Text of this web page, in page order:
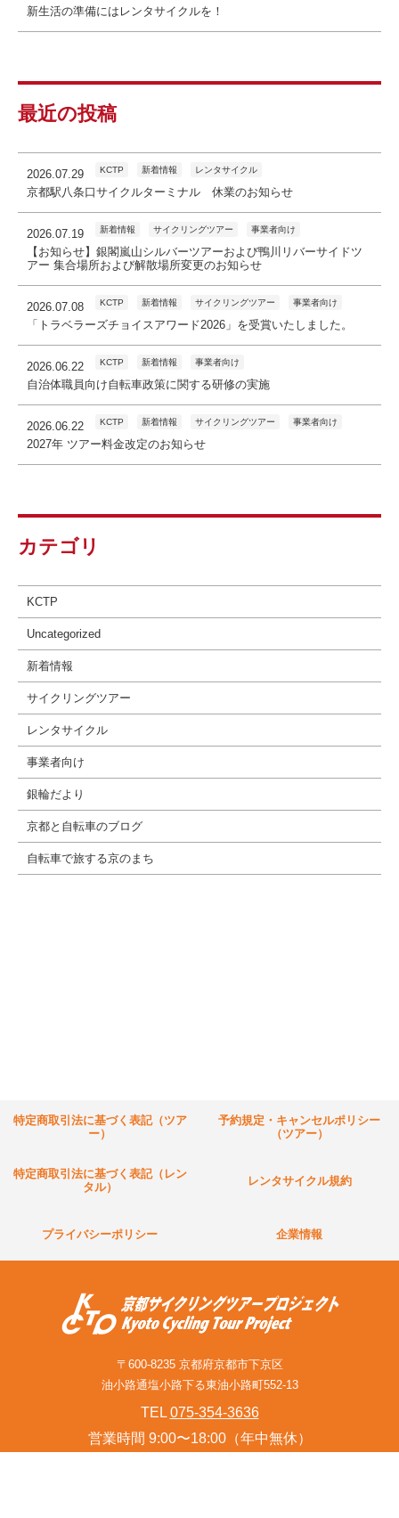
新生活の準備にはレンタサイクルを！
最近の投稿
2026.07.29 KCTP 新着情報 レンタサイクル
京都駅八条口サイクルターミナル 休業のお知らせ
2026.07.19 新着情報 サイクリングツアー 事業者向け
【お知らせ】銀閣嵐山シルバーツアーおよび鴨川リバーサイドツ
アー 集合場所および解散場所変更のお知らせ
2026.07.08 KCTP 新着情報 サイクリングツアー 事業者向け
「トラベラーズチョイスアワード2026」を受賞いたしました。
2026.06.22 KCTP 新着情報 事業者向け
自治体職員向け自転車政策に関する研修の実施
2026.06.22 KCTP 新着情報 サイクリングツアー 事業者向け
2027年 ツアー料金改定のお知らせ
カテゴリ
KCTP
Uncategorized
新着情報
サイクリングツアー
レンタサイクル
事業者向け
銀輪だより
京都と自転車のブログ
自転車で旅する京のまち
特定商取引法に基づく表記（ツア
ー）
予約規定・キャンセルポリシー
（ツアー）
特定商取引法に基づく表記（レン
タル）
レンタサイクル規約
プライバシーポリシー 企業情報
〒600-8235 京都府京都市下京区
油小路通塩小路下る東油小路町552-13
TEL 075-354-3636
営業時間 9:00〜18:00（年中無休）